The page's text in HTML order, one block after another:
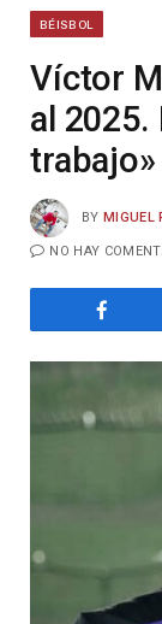
BÉISBOL
Víctor
al
trabajo»
BY MIGUEL
NO HAY